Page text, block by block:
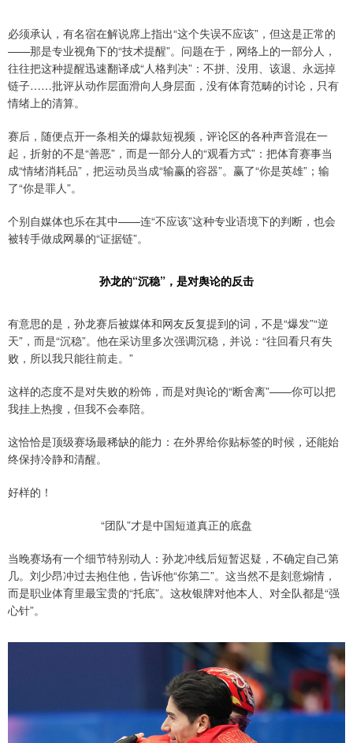
必须承认，有名宿在解说席上指出“这个失误不应该”，但这是正常的
——那是专业视角下的“技术提醒”。问题在于，网络上的一部分人，
往往把这种提醒迅速翻译成“人格判决”：不拼、没用、该退、永远掉
链子……批评从动作层面滑向人身层面，没有体育范畴的讨论，只有
情绪上的清算。
赛后，随便点开一条相关的爆款短视频，评论区的各种声音混在一
起，折射的不是“善恶”，而是一部分人的“观看方式”：把体育赛事当
成“情绪消耗品”，把运动员当成“输赢的容器”。赢了“你是英雄”；输
了“你是罪人”。
个别自媒体也乐在其中——连“不应该”这种专业语境下的判断，也会
被转手做成网暴的“证据链”。
孙龙的“沉稳”，是对舆论的反击
有意思的是，孙龙赛后被媒体和网友反复提到的词，不是“爆发”“逆
天”，而是“沉稳”。他在采访里多次强调沉稳，并说：“往回看只有失
败，所以我只能往前走。”
这样的态度不是对失败的粉饰，而是对舆论的“断舍离”——你可以把
我挂上热搜，但我不会奉陪。
这恰恰是顶级赛场最稀缺的能力：在外界给你贴标签的时候，还能始
终保持冷静和清醒。
好样的！
“团队”才是中国短道真正的底盘
当晚赛场有一个细节特别动人：孙龙冲线后短暂迟疑，不确定自己第
几。刘少昂冲过去抱住他，告诉他“你第二”。这当然不是刻意煽情，
而是职业体育里最宝贵的“托底”。这枚银牌对他本人、对全队都是“强
心针”。